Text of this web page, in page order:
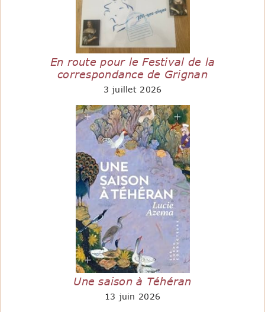
En route pour le Festival de la
correspondance de Grignan
3 juillet 2026
Une saison à Téhéran
13 juin 2026